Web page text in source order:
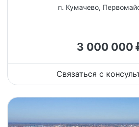
п. Кумачево,
3 000 000
Связаться с